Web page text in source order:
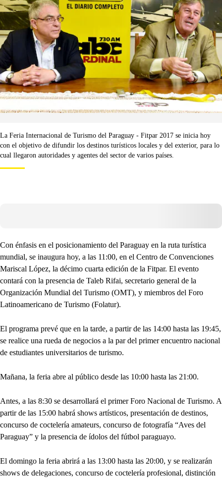
La Feria Internacional de Turismo del Paraguay - Fitpar 2017 se inicia hoy
con el objetivo de difundir los destinos turísticos locales y del exterior, para lo
cual llegaron autoridades y agentes del sector de varios países.
Con énfasis en el posicionamiento del Paraguay en la ruta turística
mundial, se inaugura hoy, a las 11:00, en el Centro de Convenciones
Mariscal López, la décimo cuarta edición de la Fitpar. El evento
contará con la presencia de Taleb Rifai, secretario general de la
Organización Mundial del Turismo (OMT), y miembros del Foro
Latinoamericano de Turismo (Folatur).
El programa prevé que en la tarde, a partir de las 14:00 hasta las 19:45,
se realice una rueda de negocios a la par del primer encuentro nacional
de estudiantes universitarios de turismo.
Mañana, la feria abre al público desde las 10:00 hasta las 21:00.
Antes, a las 8:30 se desarrollará el primer Foro Nacional de Turismo. A
partir de las 15:00 habrá shows artísticos, presentación de destinos,
concurso de coctelería amateurs, concurso de fotografía “Aves del
Paraguay” y la presencia de ídolos del fútbol paraguayo.
El domingo la feria abrirá a las 13:00 hasta las 20:00, y se realizarán
shows de delegaciones, concurso de coctelería profesional, distinción